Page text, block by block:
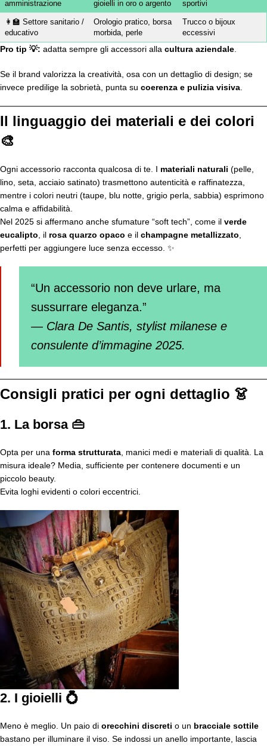
amministrazione gioielli in oro o argento sportivi
👩‍🏫 Settore sanitario /
educativo
Orologio pratico, borsa
morbida, perle
Trucco o bijoux
eccessivi
Pro tip 💡: adatta sempre gli accessori alla cultura aziendale
Se il brand valorizza la creatività, osa con un dettaglio di design; se
invece predilige la sobrietà, punta su coerenza e pulizia visiva
Il linguaggio dei materiali e dei colori
🎨
Ogni accessorio racconta qualcosa di te. I materiali naturali (pelle,
lino, seta, acciaio satinato) trasmettono autenticità e raffinatezza,
mentre i colori neutri (taupe, blu notte, grigio perla, sabbia) esprimono
calma e affidabilità.
Nel 2025 si affermano anche sfumature “soft tech”, come il verde
eucalipto , il rosa quarzo opaco e il champagne metallizzato
perfetti per aggiungere luce senza eccesso. ✨
“Un accessorio non deve urlare, ma
sussurrare eleganza.”
— Clara De Santis, stylist milanese e
consulente d’immagine 2025.
Consigli pratici per ogni dettaglio 👗
1. La borsa 👜
Opta per una forma strutturata , manici medi e materiali di qualità. La
misura ideale? Media, sufficiente per contenere documenti e un
piccolo beauty.
Evita loghi evidenti o colori eccentrici.
2. I gioielli 💍
Meno è meglio. Un paio di orecchini discreti o un bracciale sottile
bastano per illuminare il viso. Se indossi un anello importante, lascia